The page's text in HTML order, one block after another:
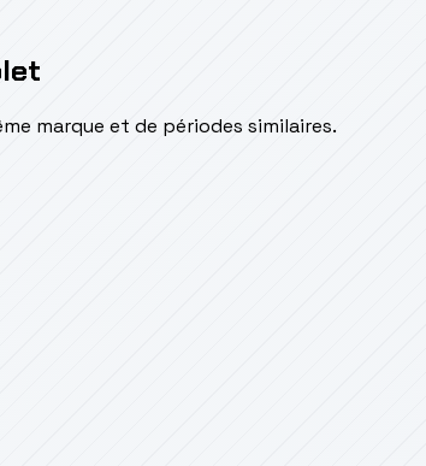
marque et de périodes similaires.